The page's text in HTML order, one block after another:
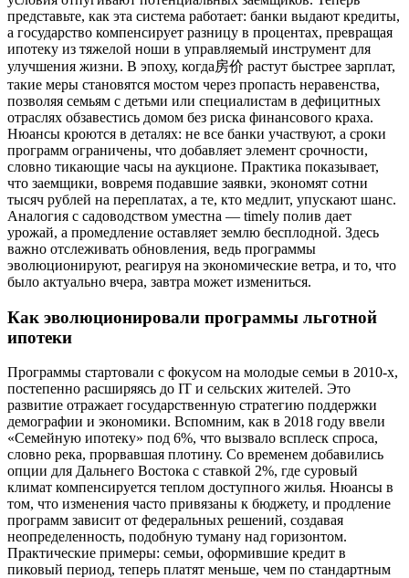
представьте, как эта система работает: банки выдают кредиты,
а государство компенсирует разницу в процентах, превращая
ипотеку из тяжелой ноши в управляемый инструмент для
улучшения жизни. В эпоху, когда房价 растут быстрее зарплат,
такие меры становятся мостом через пропасть неравенства,
позволяя семьям с детьми или специалистам в дефицитных
отраслях обзавестись домом без риска финансового краха.
Нюансы кроются в деталях: не все банки участвуют, а сроки
программ ограничены, что добавляет элемент срочности,
словно тикающие часы на аукционе. Практика показывает,
что заемщики, вовремя подавшие заявки, экономят сотни
тысяч рублей на переплатах, а те, кто медлит, упускают шанс.
Аналогия с садоводством уместна — timely полив дает
урожай, а промедление оставляет землю бесплодной. Здесь
важно отслеживать обновления, ведь программы
эволюционируют, реагируя на экономические ветра, и то, что
было актуально вчера, завтра может измениться.
Как эволюционировали программы льготной
ипотеки
Программы стартовали с фокусом на молодые семьи в 2010-х,
постепенно расширяясь до IT и сельских жителей. Это
развитие отражает государственную стратегию поддержки
демографии и экономики. Вспомним, как в 2018 году ввели
«Семейную ипотеку» под 6%, что вызвало всплеск спроса,
словно река, прорвавшая плотину. Со временем добавились
опции для Дальнего Востока с ставкой 2%, где суровый
климат компенсируется теплом доступного жилья. Нюансы в
том, что изменения часто привязаны к бюджету, и продление
программ зависит от федеральных решений, создавая
неопределенность, подобную туману над горизонтом.
Практические примеры: семьи, оформившие кредит в
пиковый период, теперь платят меньше, чем по стандартным